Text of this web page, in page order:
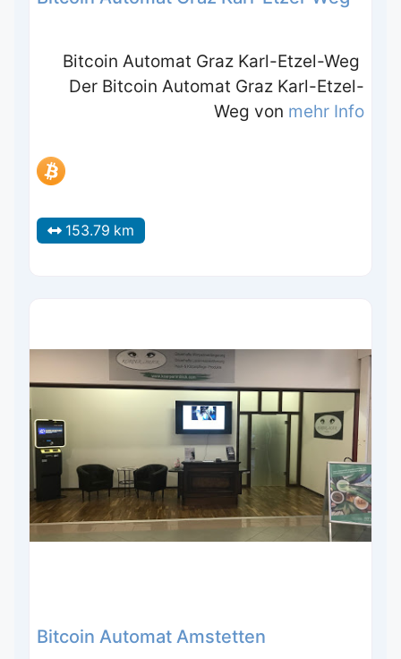
Bitcoin Automat Graz Karl-Etzel-Weg
Der Bitcoin Automat Graz Karl-Etzel-
Weg von mehr Info
153.79 km
Bitcoin Automat Amstetten